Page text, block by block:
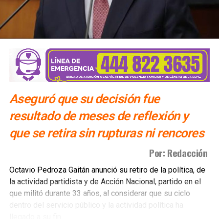
Aseguró que su decisión fue
resultado de meses de reflexión y
que se retira sin rupturas ni rencores
Por: Redacción
Octavio Pedroza Gaitán anunció su retiro de la política, de
la actividad partidista y de Acción Nacional, partido en el
que militó durante 33 años, al considerar que su ciclo
dentro del servicio público y la actividad política ha